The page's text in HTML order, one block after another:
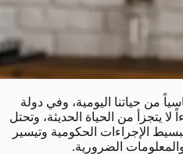
من حياتنا اليومية، وفي دولة
لا يتجزأ من الحياة الحديثة، وتحتل
الإجراءات الحكومية وتيسير
الضرورية.